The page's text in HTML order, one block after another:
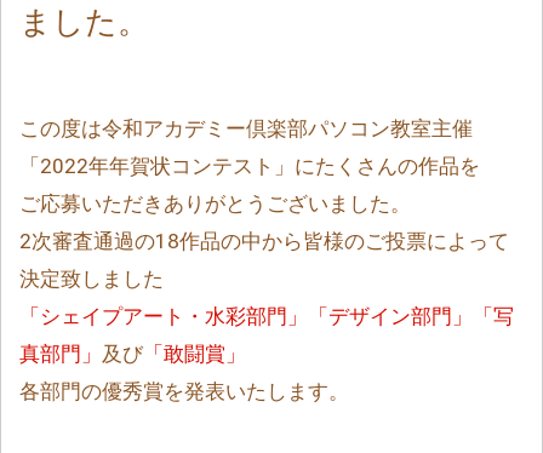
ました。
この度は令和アカデミー倶楽部パソコン教室主催
「2022年年賀状コンテスト」にたくさんの作品を
ご応募いただきありがとうございました。
2次審査通過の18作品の中から皆様のご投票によって
決定致しました
「シェイプアート・水彩部門」「デザイン部門」「写
真部門」 及び 「敢闘賞」
各部門の優秀賞を発表いたします。